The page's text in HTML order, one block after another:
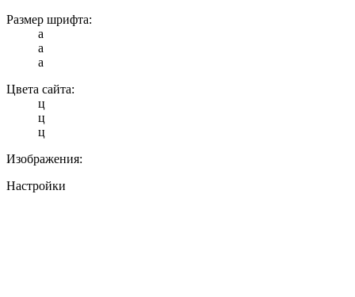
Размер шрифта:
a
a
a
Цвета сайта:
ц
ц
ц
Изображения:
Настройки